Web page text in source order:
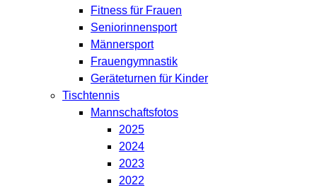
Fitness für Frauen
Seniorinnensport
Männersport
Frauengymnastik
Geräteturnen für Kinder
Tischtennis
Mannschaftsfotos
2025
2024
2023
2022